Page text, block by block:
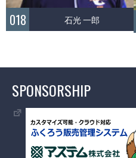
018 石光 一郎
SPONSORSHIP